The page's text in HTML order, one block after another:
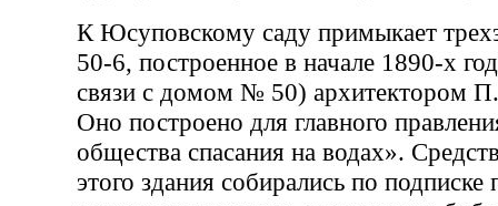
К Юсуповскому саду примыкает
50-6, построенное в начале 1890-х
связи с домом № 50) архитектором
Оно построено для главного
общества спасания на водах».
этого здания собирались по